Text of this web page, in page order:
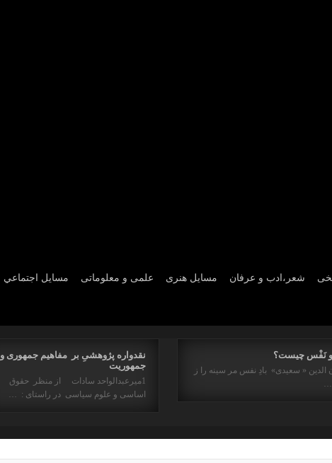
مسايل اجتماعي علمی و معلوماتی مسايل هنری شعر،ادب و عرفان
نقدواره پژوهشیِ بر مفاهیم جمهوری و
جمهوریت
1میرعبدالواحد سادات از منظر حقوق
اساسی و علوم سیاسی در راستای : …
و نَفْس چیست؟
الدین « سعیدی» بادِ نفس مر سینه را ز